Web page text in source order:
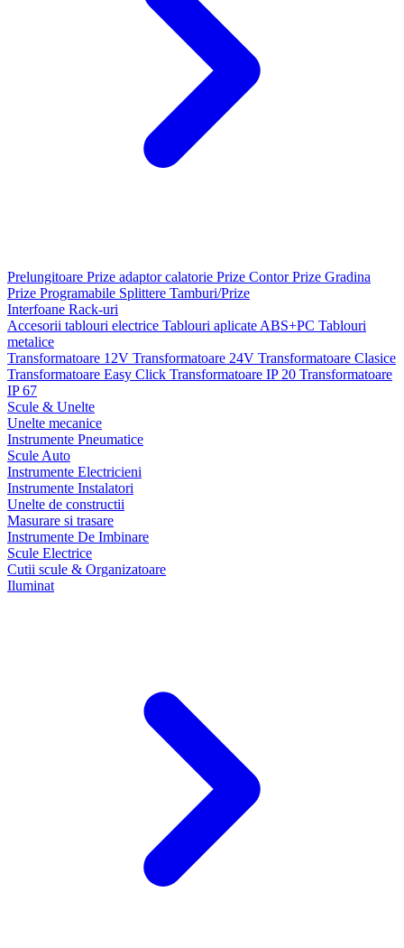
Prelungitoare Prize adaptor calatorie Prize ContorPrize Gradina
Prize Programabile Splittere Tamburi/Prize
Interfoane Rack-uri
Accesorii tablouri electrice Tablouri aplicate ABS+PC Tablouri
metalice
Transformatoare 12V Transformatoare 24V Transformatoare Clasice
Transformatoare Easy Click Transformatoare IP 20 Transformatoare
IP 67
Scule & Unelte
Unelte mecanice
Instrumente Pneumatice
Scule Auto
Instrumente Electricieni
Instrumente Instalatori
Unelte de constructii
Masurare si trasare
Instrumente De Imbinare
Scule Electrice
Cutii scule & Organizatoare
Iluminat